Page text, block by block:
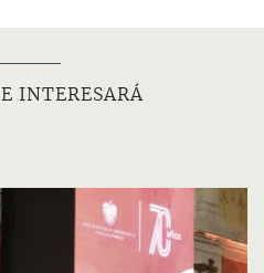
INTERESARÁ